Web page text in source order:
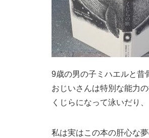
9歳の男の子ミハエルと昔
おじいさんは特別な能力
くじらになって泳いだり
私は実はこの本の肝心な